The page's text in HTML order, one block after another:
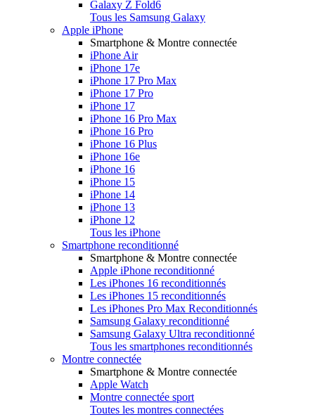
Galaxy Z Fold6
Tous les Samsung Galaxy
Apple iPhone
Smartphone & Montre connectée
iPhone Air
iPhone 17e
iPhone 17 Pro Max
iPhone 17 Pro
iPhone 17
iPhone 16 Pro Max
iPhone 16 Pro
iPhone 16 Plus
iPhone 16e
iPhone 16
iPhone 15
iPhone 14
iPhone 13
iPhone 12
Tous les iPhone
Smartphone reconditionné
Smartphone & Montre connectée
Apple iPhone reconditionné
Les iPhones 16 reconditionnés
Les iPhones 15 reconditionnés
Les iPhones Pro Max Reconditionnés
Samsung Galaxy reconditionné
Samsung Galaxy Ultra reconditionné
Tous les smartphones reconditionnés
Montre connectée
Smartphone & Montre connectée
Apple Watch
Montre connectée sport
Toutes les montres connectées